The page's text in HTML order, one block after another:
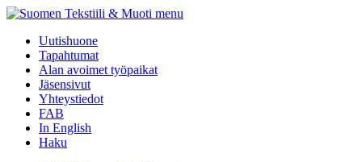
menu
Uutishuone
Tapahtumat
Alan avoimet työpaikat
Jäsensivut
Yhteystiedot
FAB
In English
Haku